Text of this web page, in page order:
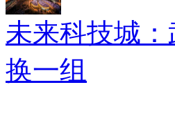
未来科技城
换一组